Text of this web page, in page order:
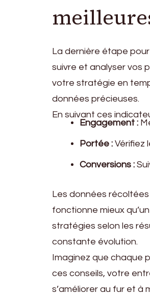
La dernière étape pour
suivre et analyser vos
votre stratégie en
données précieuses.
En suivant ces
Engagement :
Portée : Vérifiez
Conversions :
Les données
fonctionne mieux
stratégies selon les
constante évolution.
Imaginez que chaque
ces conseils, votre
s’améliorer au fur et à